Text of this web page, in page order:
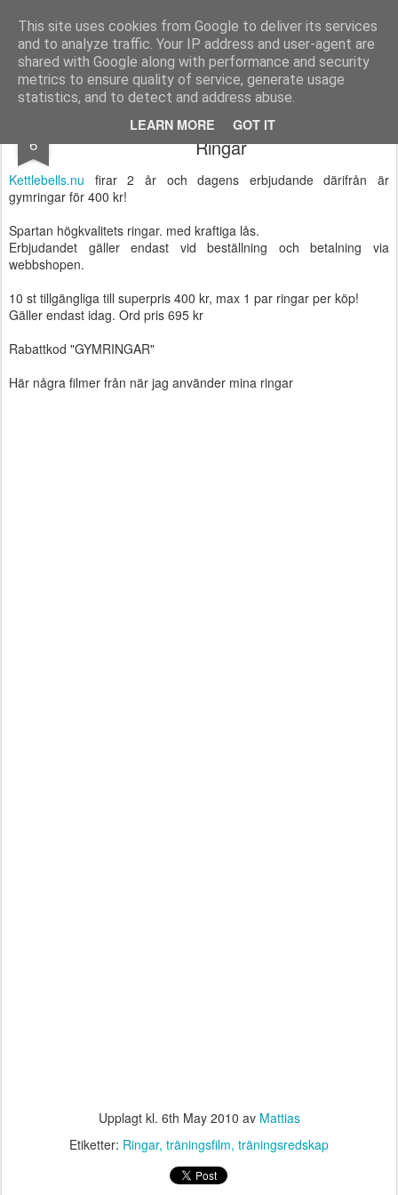
This site uses cookies from Google to deliver its services
and to analyze traffic. Your IP address and user-agent are
shared with Google along with performance and security
metrics to ensure quality of service, generate usage
statistics, and to detect and address abuse.
LEARN MORE GOT IT
Functional Fitness by Mattias - Träningsinspiration & träningsfilmer
Pages
6
Dagens erbjudande från Kettlbells.nu -
Ringar
Kettlebells.nu firar 2 år och dagens erbjudande därifrån är
gymringar för 400 kr!
Spartan högkvalitets ringar. med kraftiga lås.
Erbjudandet gäller endast vid beställning och betalning via
webbshopen.
10 st tillgängliga till superpris 400 kr, max 1 par ringar per köp!
Gäller endast idag. Ord pris 695 kr
Rabattkod "GYMRINGAR"
Här några filmer från när jag använder mina ringar
Upplagt kl. 6th May 2010 av Mattias
Etiketter: Ringar träningsfilm träningsredskap